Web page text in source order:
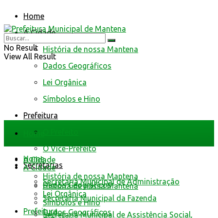
Home
A Cidade
História de nossa Mantena
Dados Geográficos
Lei Orgânica
Símbolos e Hino
Prefeitura
O Vice-Prefeito
Secretarias
Secretaria Municipal de Administração
Secretaria Municipal da Fazenda
Secretaria Municipal de Assistência Social,
No Result
View All Result
Home
A Cidade
História de nossa Mantena
Dados Geográficos
Home
A Cidade
História de nossa Mantena
Dados Geográficos
Lei Orgânica
Símbolos e Hino
Prefeitura